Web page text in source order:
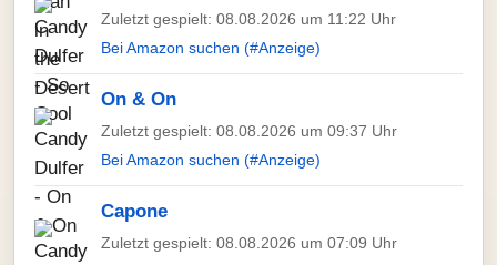
Zuletzt gespielt: 08.08.2026 um 11:22 Uhr
Bei Amazon suchen (#Anzeige)
On & On
Zuletzt gespielt: 08.08.2026 um 09:37 Uhr
Bei Amazon suchen (#Anzeige)
Capone
Zuletzt gespielt: 08.08.2026 um 07:09 Uhr